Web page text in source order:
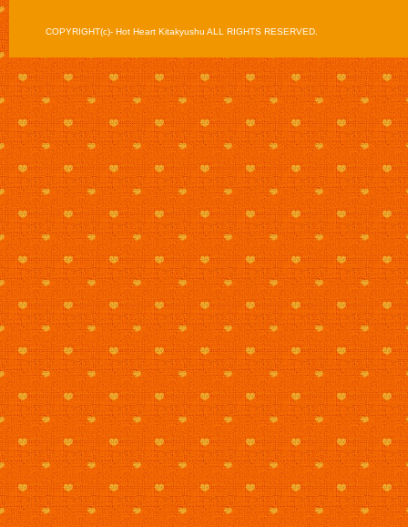
COPYRIGHT(c)- Hot Heart Kitakyushu ALL RIGHTS RESERVED.